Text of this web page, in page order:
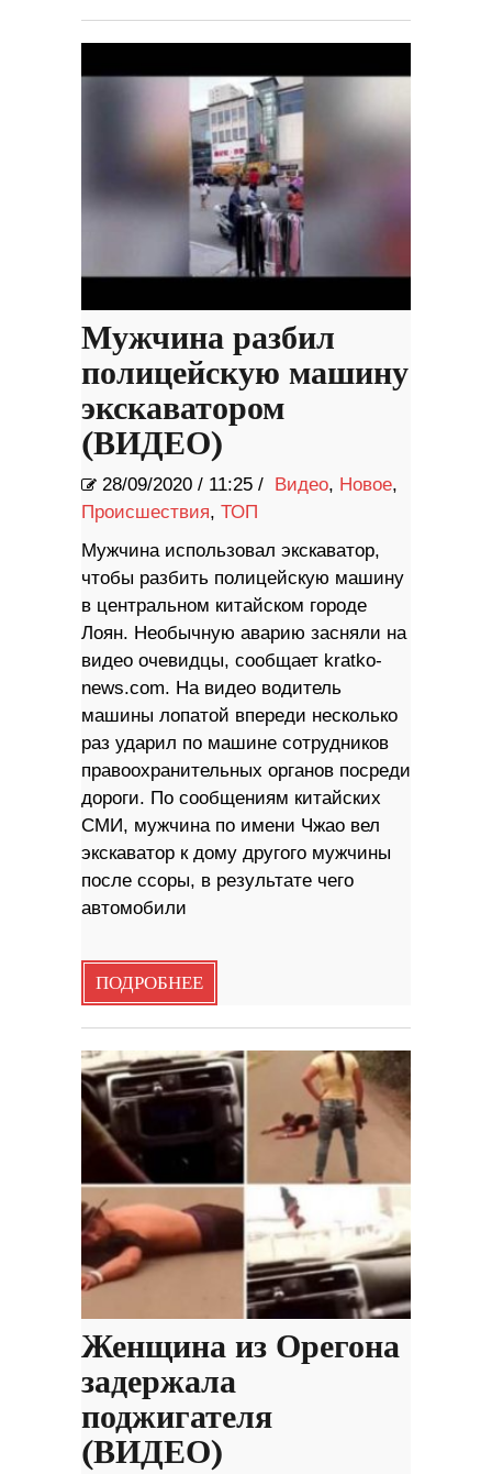
Мужчина разбил
полицейскую машину
экскаватором
(ВИДЕО)
28/09/2020 / 11:25 / Видео, Новое,
Происшествия, ТОП
Мужчина использовал экскаватор,
чтобы разбить полицейскую машину
в центральном китайском городе
Лоян. Необычную аварию засняли на
видео очевидцы, сообщает kratko-
news.com. На видео водитель
машины лопатой впереди несколько
раз ударил по машине сотрудников
правоохранительных органов посреди
дороги. По сообщениям китайских
СМИ, мужчина по имени Чжао вел
экскаватор к дому другого мужчины
после ссоры, в результате чего
автомобили
ПОДРОБНЕЕ
Женщина из Орегона
задержала
поджигателя
(ВИДЕО)